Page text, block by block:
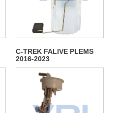
C-TREK FALIVE PLEMS
2016-2023